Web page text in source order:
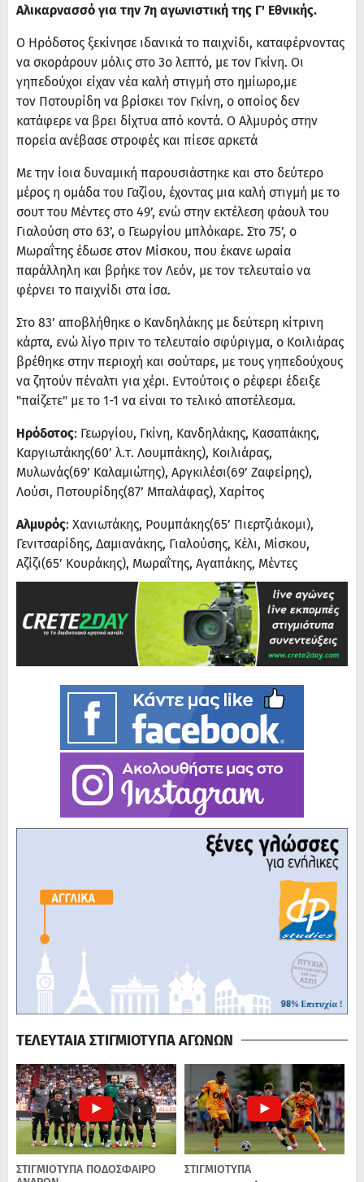
Αλικαρνασσό για την 7η αγωνιστική της Γ' Εθνικής.
Ο Ηρόδοτος ξεκίνησε ιδανικά το παιχνίδι, καταφέρνοντας
να σκοράρουν μόλις στο 3ο λεπτό, με τον Γκίνη. Οι
γηπεδούχοι είχαν νέα καλή στιγμή στο ημίωρο,με
τον Ποτουρίδη να βρίσκει τον Γκίνη, ο οποίος δεν
κατάφερε να βρει δίχτυα από κοντά. Ο Αλμυρός στην
πορεία ανέβασε στροφές και πίεσε αρκετά
Με την ίοια δυναμική παρουσιάστηκε και στο δεύτερο
μέρος η ομάδα του Γαζίου, έχοντας μια καλή στιγμή με το
σουτ του Μέντες στο 49’, ενώ στην εκτέλεση φάουλ του
Γιαλούση στο 63’, ο Γεωργίου μπλόκαρε. Στο 75’, ο
Μωραΐτης έδωσε στον Μίσκου, που έκανε ωραία
παράλληλη και βρήκε τον Λεόν, με τον τελευταίο να
φέρνει το παιχνίδι στα ίσα.
Στο 83’ αποβλήθηκε ο Κανδηλάκης με δεύτερη κίτρινη
κάρτα, ενώ λίγο πριν το τελευταίο σφύριγμα, ο Κοιλιάρας
βρέθηκε στην περιοχή και σούταρε, με τους γηπεδούχους
να ζητούν πέναλτι για χέρι. Εντούτοις ο ρέφερι έδειξε
"παίζετε" με το 1-1 να είναι το τελικό αποτέλεσμα.
Ηρόδοτος: Γεωργίου, Γκίνη, Κανδηλάκης, Κασαπάκης,
Καργιωτάκης(60’ λ.τ. Λουμπάκης), Κοιλιάρας,
Μυλωνάς(69’ Καλαμιώτης), Αργκιλέσι(69’ Ζαφείρης),
Λούσι, Ποτουρίδης(87’ Μπαλάφας), Χαρίτος
Αλμυρός: Χανιωτάκης, Ρουμπάκης(65’ Πιερτζιάκομι),
Γενιτσαρίδης, Δαμιανάκης, Γιαλούσης, Κέλι, Μίσκου,
Αζίζι(65’ Κουράκης), Μωραΐτης, Αγαπάκης, Μέντες
ΤΕΛΕΥΤΑΙΑ ΣΤΙΓΜΙΟΤΥΠΑ ΑΓΩΝΩΝ
ΣΤΙΓΜΙΟΤΥΠΑ ΠΟΔΌΣΦΑΙΡΟ
ΣΤΙΓΜΙΟΤΥΠΑ